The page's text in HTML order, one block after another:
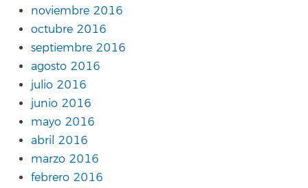
noviembre 2016
octubre 2016
septiembre 2016
agosto 2016
julio 2016
junio 2016
mayo 2016
abril 2016
marzo 2016
febrero 2016